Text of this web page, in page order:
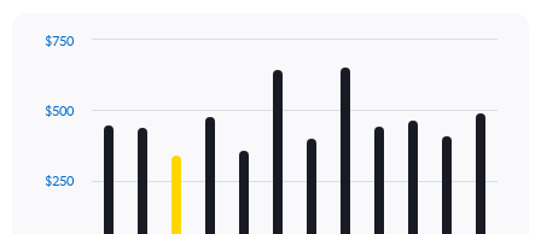
with
12
The
$250
$500
$750